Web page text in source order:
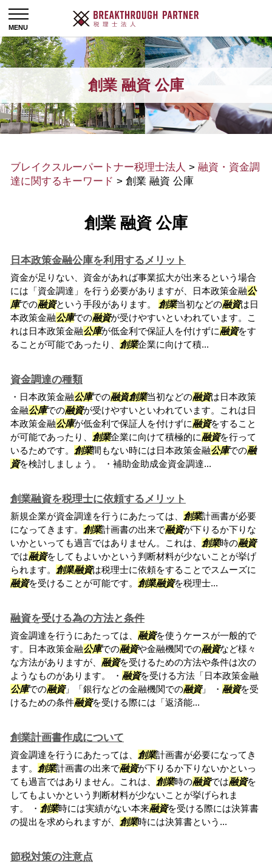
創業 融資 公庫
ブレイクスルーパートナー税理士法人 > 融資・資金調
達に関するキーワード > 創業 融資 公庫
創業 融資 公庫
日本政策金融公庫を利用するメリット
資金が足りない、資金があれば事業拡大が出来るという場合
には「資金調達」を行う必要がありますが、日本政策金融公
庫での融資という手段があります。 創業当初などの融資は日
本政策金融公庫での融資が受けやすいといわれています。こ
れは日本政策金融公庫が低金利で保証人を付けずに融資をす
ることが可能であったり、 創業企業に向けて積...
資金調達の種類
・日本政策金融公庫での融資創業当初などの融資は日本政策
金融公庫での融資が受けやすいといわれています。これは日
本政策金融公庫が低金利で保証人を付けずに融資をすること
が可能であったり、 創業企業に向けて積極的に融資を行って
いるためです。 創業間もない時には日本政策金融公庫での融
資を検討しましょう。 ・補助金助成金資金調達...
創業融資を税理士に依頼するメリット
新規企業が資金調達を行うにあたっては、 創業計画書が必要
になってきます。 創業計画書の出来で融資が下りるか下りな
いかといっても過言ではありません。これは、 創業時の融資
では融資をしてもよいかという判断材料が少ないことが挙げ
られます。 創業融資は税理士に依頼をすることでスムーズに
融資を受けることが可能です。 創業融資を税理士...
融資を受ける為の方法と条件
資金調達を行うにあたっては、 融資を使うケースが一般的で
す。日本政策金融公庫での融資や金融機関での融資など様々
な方法がありますが、 融資を受けるための方法や条件は次の
ようなものがあります。 ・ 融資を受ける方法「日本政策金融
公庫での融資」「銀行などの金融機関での融資」 ・ 融資を受
けるための条件融資を受ける際には「返済能...
創業計画書作成について
資金調達を行うにあたっては、 創業計画書が必要になってき
ます。 創業計画書の出来で融資が下りるか下りないかといっ
ても過言ではありません。これは、 創業時の融資では融資を
してもよいかという判断材料が少ないことが挙げられま
す。 ・ 創業時には実績がない本来融資を受ける際には決算書
の提出を求められますが、 創業時には決算書という...
節税対策の注意点